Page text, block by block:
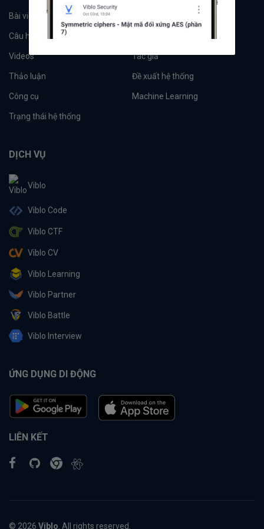
Bài viết
Câu hỏi
Videos Tác giả
Thảo luận Đề xuất hệ thống
Công cụ Machine Learning
Trạng thái hệ thống
DỊCH VỤ
Viblo
Viblo Code
Viblo CTF
Viblo CV
Viblo Learning
Viblo Partner
Viblo Battle
Viblo Interview
ỨNG DỤNG DI ĐỘNG
LIÊN KẾT
© 2026 Viblo . All rights reserved.